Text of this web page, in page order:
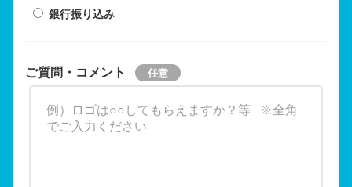
銀行振り込み
ご質問・コメント